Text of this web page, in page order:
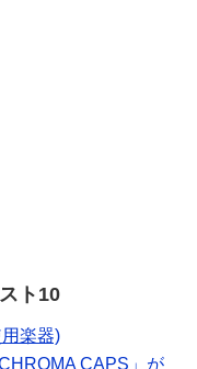
ト10
楽器)
CAPS」が